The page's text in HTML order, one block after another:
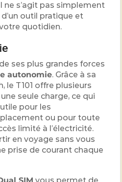
ne s’agit pas simplement
outil pratique et
quotidien.
ses plus grandes forces
autonomie. Grâce à sa
le T101 offre plusieurs
seule charge, ce qui
pour les
ou pour toute
limité à l’électricité.
en voyage sans vous
prise de courant chaque